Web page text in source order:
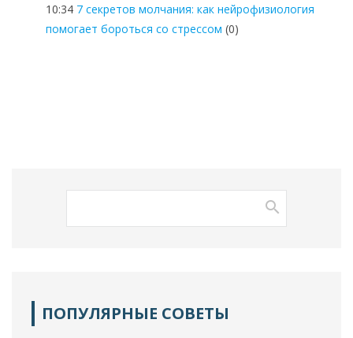
10:34 7 секретов молчания: как нейрофизиология
помогает бороться со стрессом (0)
ПОПУЛЯРНЫЕ СОВЕТЫ